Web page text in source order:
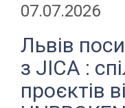
07.07.2026
Львів
з JICA :
проєктів